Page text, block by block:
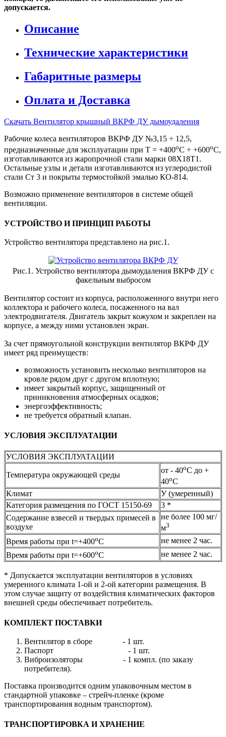
допускается.
Описание
Технические характеристики
Габаритные размеры
Оплата и Доставка
Скачать Вентилятор крышный ВКРФ ДУ дымоудаления
Рабочие колеса вентиляторов ВКРФ ДУ №3,15 ÷ 12,5,
предназначенные для эксплуатации при Т = +400оС ÷ +600оС,
изготавливаются из жаропрочной стали марки 08Х18Т1.
Остальные узлы и детали изготавливаются из углеродистой
стали Ст 3 и покрыты термостойкой эмалью КО-814.
Возможно применение вентиляторов в системе общей
вентиляции.
УСТРОЙСТВО И ПРИНЦИП РАБОТЫ
Устройство вентилятора представлено на рис.1.
Рис.1. Устройство вентилятора дымоудаления ВКРФ ДУ с
факельным выбросом
Вентилятор состоит из корпуса, расположенного внутри него
коллектора и рабочего колеса, посаженного на вал
электродвигателя. Двигатель закрыт кожухом и закреплен на
корпусе, а между ними установлен экран.
За счет прямоугольной конструкции вентилятор ВКРФ ДУ
имеет ряд преимуществ:
возможность установить несколько вентиляторов на
кровле рядом друг с другом вплотную;
имеет закрытый корпус, защищенный от
приникновения атмосферных осадков;
энергоэффективность;
не требуется обратный клапан.
УСЛОВИЯ ЭКСПЛУАТАЦИИ
УСЛОВИЯ ЭКСПЛУАТАЦИИ
Температура окружающей среды
от - 40оС до +
40оС
Климат
У (умеренный)
Категория размещения по ГОСТ 15150-69
3 *
Содержание взвесей и твердых примесей в
воздухе
не более 100 мг/
м3
Время работы при t=+400оС
не менее 2 час.
Время работы при t=+600оС не менее 2 час.
* Допускается эксплуатации вентиляторов в условиях
умеренного климата 1-ой и 2-ой категории размещения. В
этом случае защиту от воздействия климатических факторов
внешней среды обеспечивает потребитель.
КОМПЛЕКТ ПОСТАВКИ
Вентилятор в сборе - 1 шт.
Паспорт - 1 шт.
Виброизоляторы - 1 компл. (по заказу
потребителя).
Поставка производится одним упаковочным местом в
стандартной упаковке – стрейч-пленке (кроме
транспортирования водным транспортом).
ТРАНСПОРТИРОВКА И ХРАНЕНИЕ